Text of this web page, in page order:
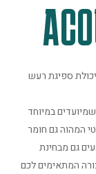
ספיגת רעש
במיוחד
המהוה גם חומר
גם מבחינת
המתאימים לכם